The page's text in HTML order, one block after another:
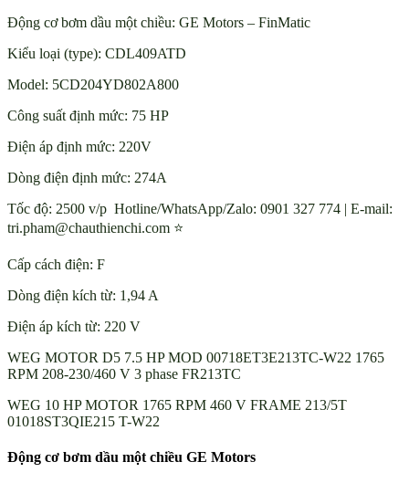
Động cơ bơm dầu một chiều: GE Motors – FinMatic
Kiểu loại (type): CDL409ATD
Model: 5CD204YD802A800
Công suất định mức: 75 HP
Điện áp định mức: 220V
Dòng điện định mức: 274A
Tốc độ: 2500 v/p Hotline/WhatsApp/Zalo: 0901 327 774 | E-mail:
tri.pham@chauthienchi.com ⭐
Cấp cách điện: F
Dòng điện kích từ: 1,94 A
Điện áp kích từ: 220 V
WEG MOTOR D5 7.5 HP MOD 00718ET3E213TC-W22 1765
RPM 208-230/460 V 3 phase FR213TC
WEG 10 HP MOTOR 1765 RPM 460 V FRAME 213/5T
01018ST3QIE215 T-W22
Động cơ bơm dầu một chiều GE Motors